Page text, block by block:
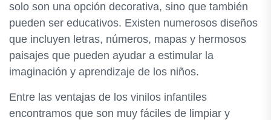
solo son una opción decorativa, sino que también
pueden ser educativos. Existen numerosos diseños
que incluyen letras, números, mapas y hermosos
paisajes que pueden ayudar a estimular la
imaginación y aprendizaje de los niños.
Entre las ventajas de los vinilos infantiles
encontramos que son muy fáciles de limpiar y